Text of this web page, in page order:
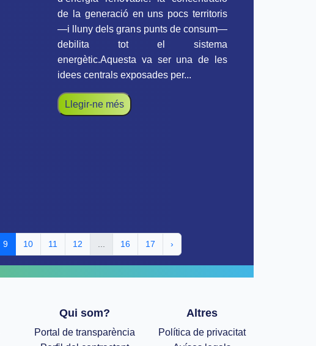
de la generació en uns pocs territoris
—i lluny dels grans punts de consum—
debilita tot el sistema
energètic.Aquesta va ser una de les
idees centrals exposades per...
Llegir-ne més
9 10 11 12 ... 16 17 ›
Qui som?
Portal de transparència
Altres
Política de privacitat